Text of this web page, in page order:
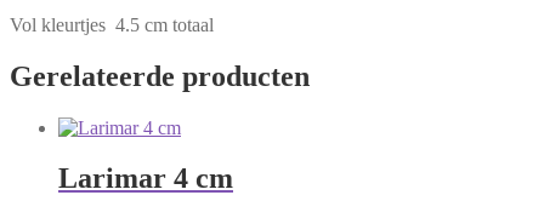
Vol kleurtjes 4.5 cm totaal
Gerelateerde producten
Larimar 4 cm